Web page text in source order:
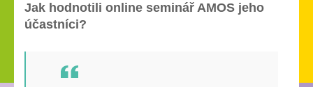
Jak hodnotili online seminář AMOS jeho
účastníci?